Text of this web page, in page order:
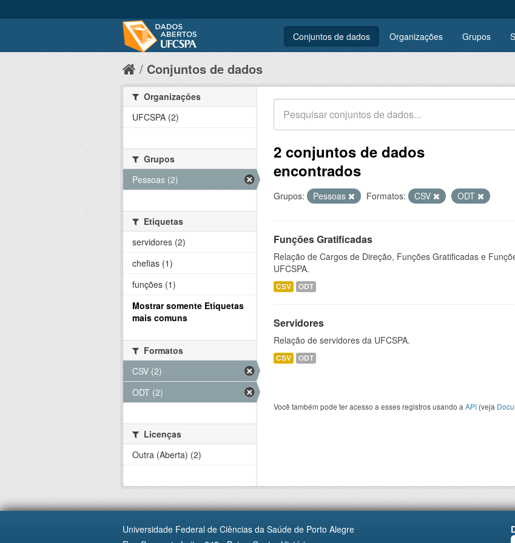
Conjuntos de dados Organizações Grupos
Conjuntos de dados
2 conjuntos de dados
encontrados
Grupos: Pessoas Formatos: CSV ODT
Funções Gratificadas
Relação de Cargos de Direção, Funções Gratificadas e
UFCSPA.
CSV ODT
Servidores
Relação de servidores da UFCSPA.
CSV ODT
Você também pode ter acesso a esses registros usando a API (veja
Organizações
UFCSPA (2)
Grupos
Pessoas (2)
Etiquetas
servidores (2)
chefias (1)
funções (1)
Mostrar somente Etiquetas
mais comuns
Formatos
CSV (2)
ODT (2)
Licenças
Outra (Aberta) (2)
Universidade Federal de Ciências da Saúde de Porto Alegre